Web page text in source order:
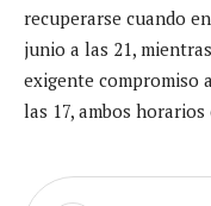
recuperarse cuando
junio a las 21,
exigente compromiso
las 17, ambos